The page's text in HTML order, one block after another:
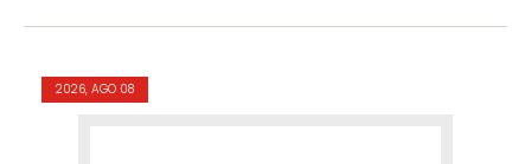
2026, AGO 08